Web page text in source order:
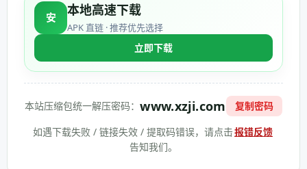
安 本地高速下载
APK 直链 · 推荐优先选择
立即下载
本站压缩包统一解压密码：www.xzji.com
复制密码
如遇下载失败 / 链接失效 / 提取码错误，请点击报错反馈
告知我们。